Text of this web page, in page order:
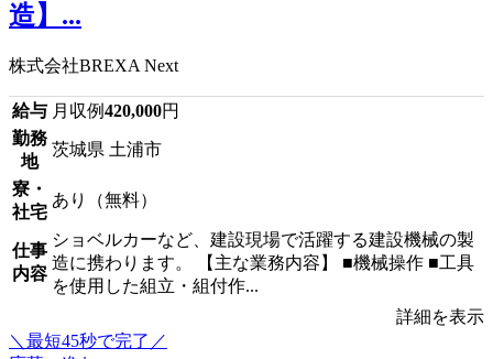
造】...
株式会社BREXA Next
給与 月収例420,000円
勤務
地
茨城県 土浦市
寮・
社宅
あり（無料）
仕事
内容
ショベルカーなど、建設現場で活躍する建設機械の製
造に携わります。 【主な業務内容】 ■機械操作 ■工具
を使用した組立・組付作...
詳細を表示
＼最短45秒で完了／